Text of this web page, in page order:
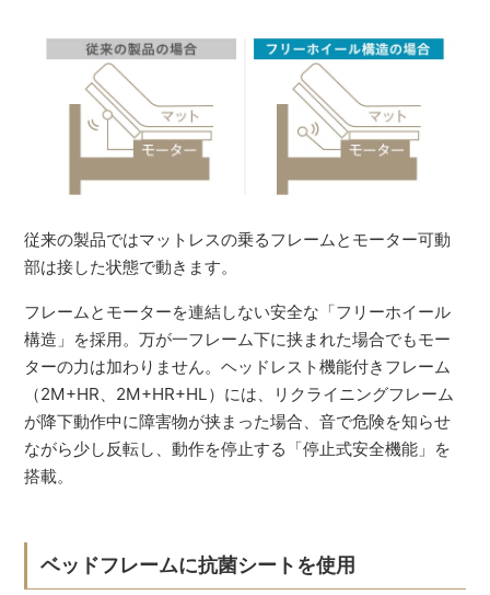
従来の製品ではマットレスの乗るフレームとモーター可動
部は接した状態で動きます。
フレームとモーターを連結しない安全な「フリーホイール
構造」を採用。万が一フレーム下に挟まれた場合でもモー
ターの力は加わりません。ヘッドレスト機能付きフレーム
（2M+HR、2M+HR+HL）には、リクライニングフレーム
が降下動作中に障害物が挟まった場合、音で危険を知らせ
ながら少し反転し、動作を停止する「停止式安全機能」を
搭載。
ベッドフレームに抗菌シートを使用